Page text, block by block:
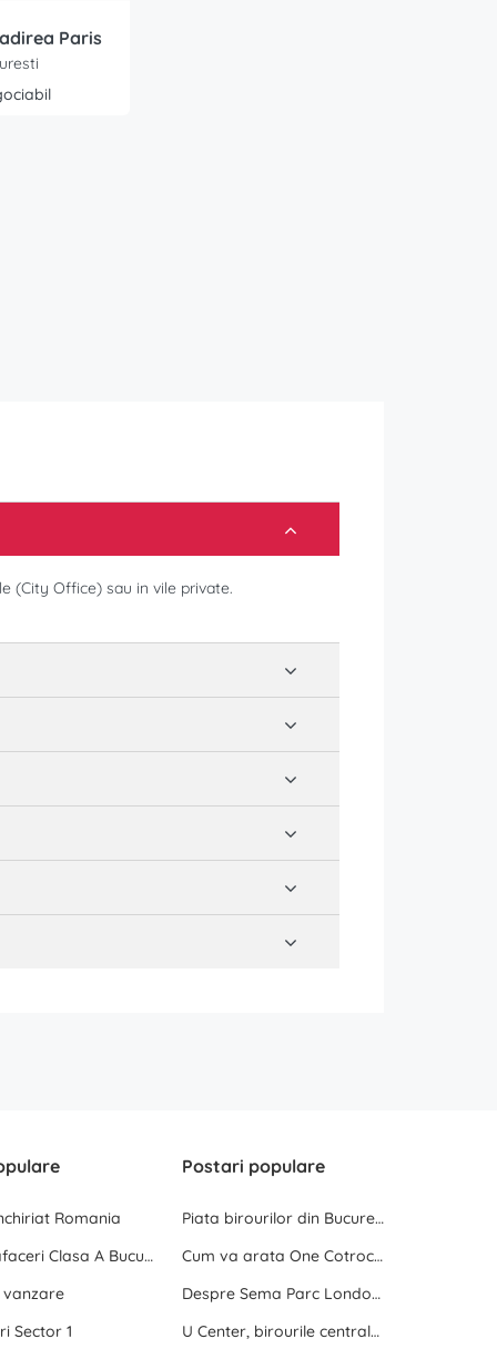
Paris
(City Office) sau in vile private.
Romania
Centre de afaceri Clasa A Bucuresti
vanzare
Sector 1
Postari populare
Piata birourilor din Bucuresti la inceput de 2025
Cum va arata One Cotroceni Park
Despre Sema Parc London si Sema Parc Oslo
U Center, birourile centrale dintre doua parcuri